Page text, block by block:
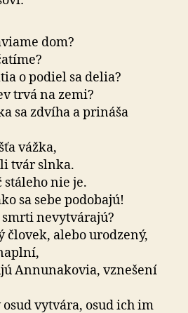
dom?
o podiel sa delia?
trvá na zemi?
sa zdvíha a prináša
vážka,
tvár slnka.
stáleho nie je.
sa sebe podobajú!
nevytvárajú?
človek, alebo urodzený,
Annunakovia, vznešení
vytvára, osud ich im